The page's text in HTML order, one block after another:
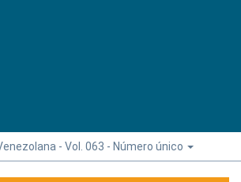
- Vol. 063 - Número único